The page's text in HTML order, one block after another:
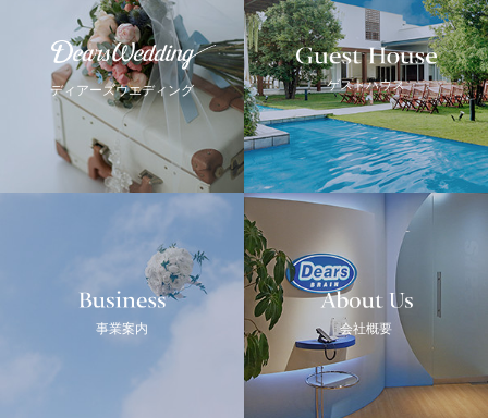
Dears Wedding
ディアーズウエディング Guest House
ゲストハウス
Business
事業案内 ABOUT US
会社概要